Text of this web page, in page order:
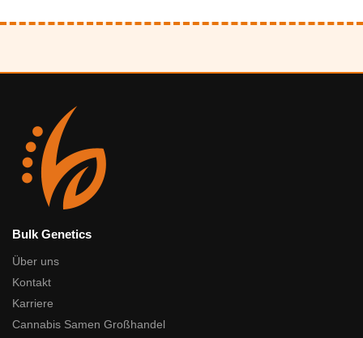
Bulk Genetics
Über uns
Kontakt
Karriere
Cannabis Samen Großhandel